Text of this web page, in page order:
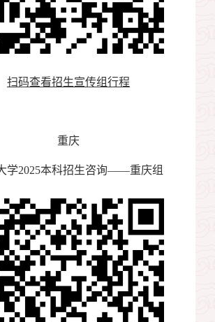
扫码查看招生宣传组行程
重庆
学2025本科招生咨询——重庆组